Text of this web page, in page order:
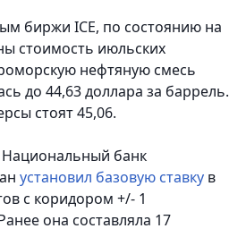
биржи ICE, по состоянию на
стоимость июльских
нефтяную смесь
до 44,63 доллара за баррель.
стоят 45,06.
банк
установил базовую ставку в
с коридором +/- 1
она составляла 17